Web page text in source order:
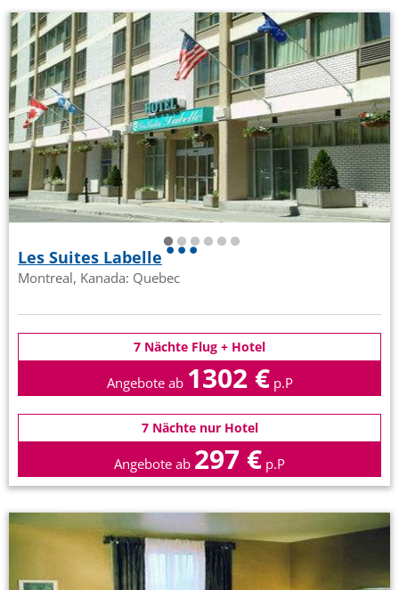
Les Suites Labelle
Montreal, Kanada: Quebec
7 Nächte Flug + Hotel
Angebote ab 1302 € p.P
7 Nächte nur Hotel
Angebote ab 297 € p.P